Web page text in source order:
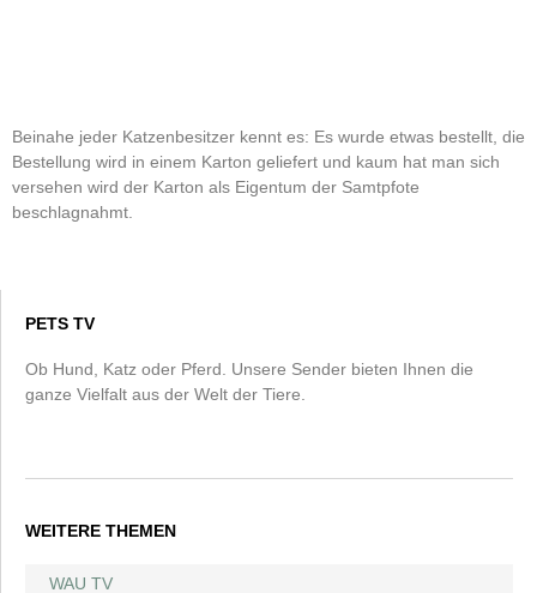
Beinahe jeder Katzenbesitzer kennt es: Es wurde etwas bestellt, die
Bestellung wird in einem Karton geliefert und kaum hat man sich
versehen wird der Karton als Eigentum der Samtpfote
beschlagnahmt.
PETS TV
Ob Hund, Katz oder Pferd. Unsere Sender bieten Ihnen die
ganze Vielfalt aus der Welt der Tiere.
WEITERE THEMEN
WAU TV